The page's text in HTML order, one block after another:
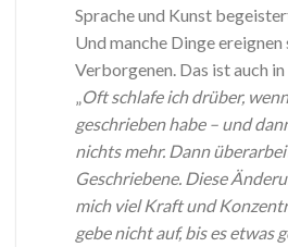
Sprache und Kunst
Und manche Dinge ereignen
Verborgenen. Das ist auch in
Oft schlafe ich drüber,
geschrieben habe – und
nichts mehr. Dann
Geschriebene. Diese
mich viel Kraft und
gebe nicht auf, bis es etwas